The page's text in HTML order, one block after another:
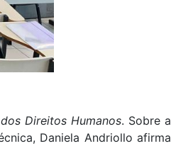
Direitos Humanos. Sobre a
Daniela Andriollo afirma